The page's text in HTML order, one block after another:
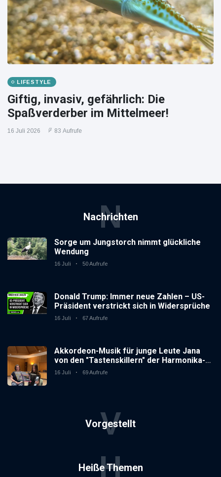
LIFESTYLE
Giftig, invasiv, gefährlich: Die
Spaßverderber im Mittelmeer!
16 Juli 2026 83 Aufrufe
Nachrichten
N
Sorge um Jungstorch nimmt glückliche
Wendung
16 Juli 50 Aufrufe
Donald Trump: Immer neue Zahlen – US-
Präsident verstrickt sich in Widersprüche
16 Juli 67 Aufrufe
Akkordeon-Musik für junge Leute Jana
von den "Tastenskillern" der Harmonika-
Vereinigung Gaggenau zeigt, wie "jung"
16 Juli 69 Aufrufe
Vorgestellt
V
Heiße Themen
H